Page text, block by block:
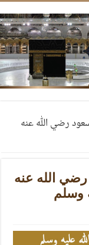
رضي الله عنه
الله عنه
وسلم